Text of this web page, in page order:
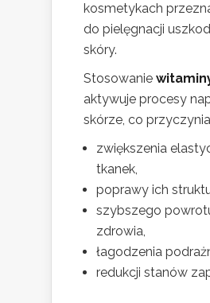
kosmetykach
do pielęgnacji
skóry.
Stosowanie
aktywuje procesy
skórze, co
zwiększenia
tkanek,
poprawy ich
szybszego
zdrowia,
łagodzenia
redukcji stanów